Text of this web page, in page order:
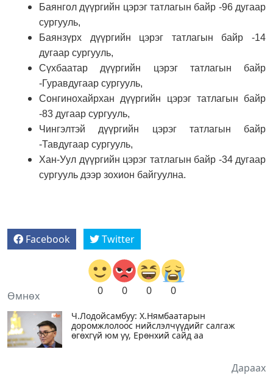
Баянгол дүүргийн цэрэг татлагын байр -96 дугаар
сургууль,
Баянзүрх дүүргийн цэрэг татлагын байр -14
дугаар сургууль,
Сүхбаатар дүүргийн цэрэг татлагын байр
-Гуравдугаар сургууль,
Сонгинохайрхан дүүргийн цэрэг татлагын байр
-83 дугаар сургууль,
Чингэлтэй дүүргийн цэрэг татлагын байр
-Тавдугаар сургууль,
Хан-Уул дүүргийн цэрэг татлагын байр -34 дугаар
сургууль дээр зохион байгуулна.
Facebook Twitter
0 0 0 0
Өмнөх
Ч.Лодойсамбуу: Х.Нямбаатарын
доромжлолоос нийслэлчүүдийг салгаж
өгөхгүй юм уу, Ерөнхий сайд аа
Дараах